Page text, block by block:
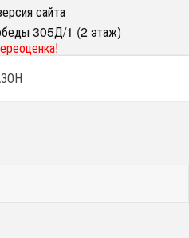
сайта
305Д/1 (2 этаж)